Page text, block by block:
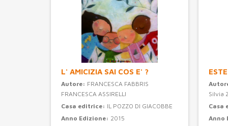
L' AMICIZIA SAI COS E' ?
Autore: FRANCESCA FABBRIS
FRANCESCA ASSIRELLI
Casa editrice: IL POZZO DI GIACOBBE
Anno Edizione: 2015
Silvia
Casa
Anno